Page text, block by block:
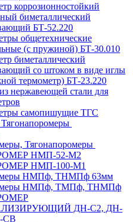
коррозионностойкий
биметаллический
БТ-52.220
общетехнические
(с пружиной) БТ-30.010
биметаллический
со штоком в виде иглы
термометр) БТ-23.220
нержавеющей стали для
самопишущие ТГС
Тягонапоромеры
НМП-52-М2
НМП-100-М1
НМПф, ТНМПф 63мм
НМПф, ТМПф, ТНМПф
ДН-С2, ДН-
СВ